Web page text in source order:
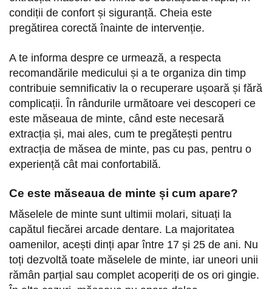
condiții de confort și siguranță. Cheia este
pregătirea corectă înainte de intervenție.
A te informa despre ce urmează, a respecta
recomandările medicului și a te organiza din timp
contribuie semnificativ la o recuperare ușoară și fără
complicații. În rândurile următoare vei descoperi ce
este măseaua de minte, când este necesară
extracția și, mai ales, cum te pregătești pentru
extracția de măsea de minte, pas cu pas, pentru o
experiență cât mai confortabilă.
Ce este măseaua de minte și cum apare?
Măselele de minte sunt ultimii molari, situați la
capătul fiecărei arcade dentare. La majoritatea
oamenilor, acești dinți apar între 17 și 25 de ani. Nu
toți dezvoltă toate măselele de minte, iar uneori unii
rămân parțial sau complet acoperiți de os ori gingie.